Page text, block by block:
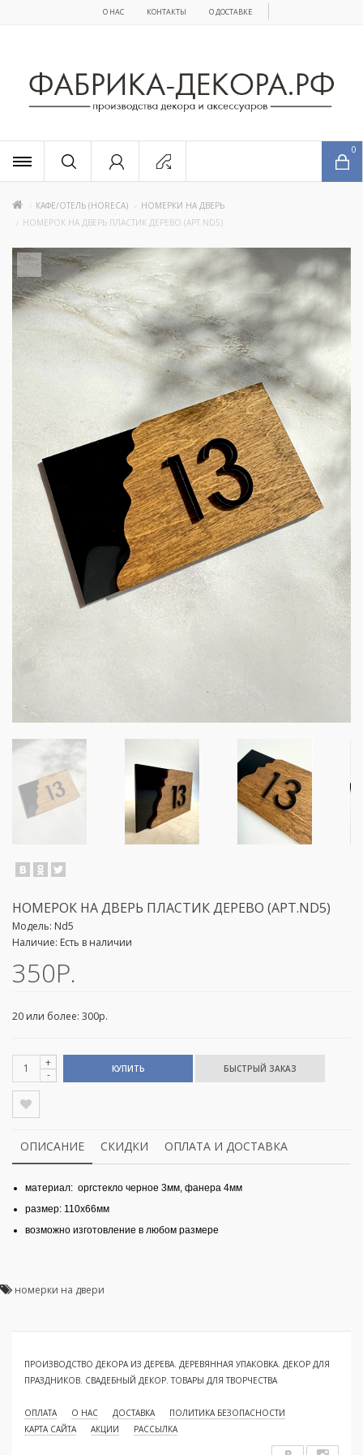
О НАС КОНТАКТЫ О ДОСТАВКЕ
0
КАФЕ/ОТЕЛЬ (HORECA)
НОМЕРКИ НА ДВЕРЬ
НОМЕРОК НА ДВЕРЬ ПЛАСТИК ДЕРЕВО (АРТ.ND5)
+
НОМЕРОК НА ДВЕРЬ ПЛАСТИК ДЕРЕВО (АРТ.ND5)
Модель: Nd5
Наличие: Есть в наличии
350Р.
20 или более: 300р.
+
-
КУПИТЬ
ОПИСАНИЕ СКИДКИ ОПЛАТА И ДОСТАВКА
материал: оргстекло черное 3мм, фанера 4мм
размер: 110x66мм
возможно изготовление в любом размере
номерки на двери
ПРОИЗВОДСТВО ДЕКОРА ИЗ ДЕРЕВА. ДЕРЕВЯННАЯ УПАКОВКА. ДЕКОР ДЛЯ
ПРАЗДНИКОВ. СВАДЕБНЫЙ ДЕКОР. ТОВАРЫ ДЛЯ ТВОРЧЕСТВА
ОПЛАТА О НАС ДОСТАВКА
ПОЛИТИКА БЕЗОПАСНОСТИ
КАРТА САЙТА
АКЦИИ РАССЫЛКА